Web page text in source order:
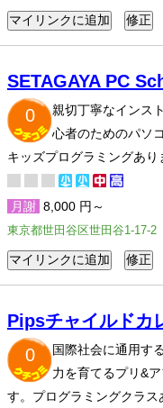
SETAGAYA PC
0
親切丁寧なインス
心者のためのパソ
キッズプログラミングあり
月謝 8,000 円～
東京都世田谷区世田谷1-17-2
Pipsチャイルドカ
0
国際社会に通用す
力を育てるプリ&
す。プログラミングクラス